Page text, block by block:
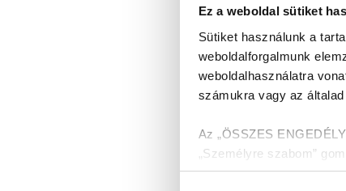
Ez a weboldal sütiket
Sütiket használunk a
weboldalforgalmunk
weboldalhasználatra
számukra vagy az
Az „ÖSSZES
„Személyre szabom”
melyekről a Részletek